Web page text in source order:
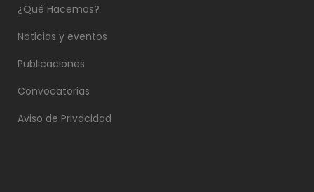
¿Qué Hacemos?
Noticias y eventos
Publicaciones
Convocatorias
Aviso de Privacidad